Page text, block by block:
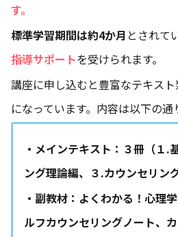
す。
標準学習期間は約4か月 とされて
指導サポートを受けられます。
講座に申し込むと豊富なテキス
になっています。内容は以下の通
・メインテキスト：３冊（１.
ング理論編、３.カウンセリン
・副教材：よくわかる！心理
ルフカウンセリングノート、